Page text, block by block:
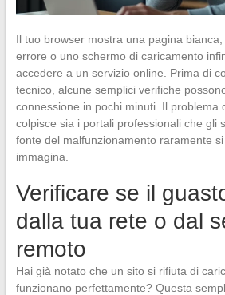
Il tuo browser mostra una pagina
errore o uno schermo di caricamento
accedere a un servizio online. Prima di
tecnico, alcune semplici verifiche
connessione in pochi minuti. Il problema
colpisce sia i portali professionali che gli
fonte del malfunzionamento raramente
immagina.
Verificare se il
dalla tua rete o dal
remoto
Hai già notato che un sito si rifiuta di
funzionano perfettamente? Questa